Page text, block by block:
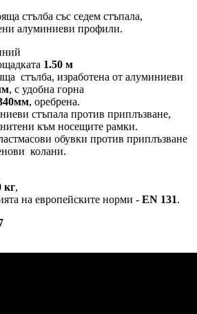
стълба със седем стъпала,
алуминиеви профили.
1.50 м
стълба, изработена от алуминиеви
, с удобна горна
, оребренa.
стъпала против приплъзване,
към носещите рамки.
обувки против приплъзване
колани.
кг,
на европейските норми - EN 131.